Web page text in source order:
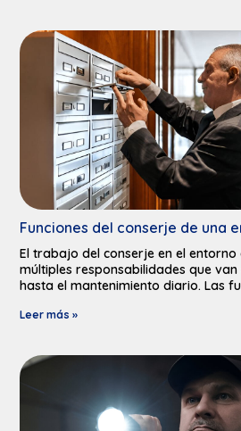
Funciones del conserje de una
El trabajo del conserje en el
múltiples responsabilidades que
hasta el mantenimiento diario. Las
Leer más »